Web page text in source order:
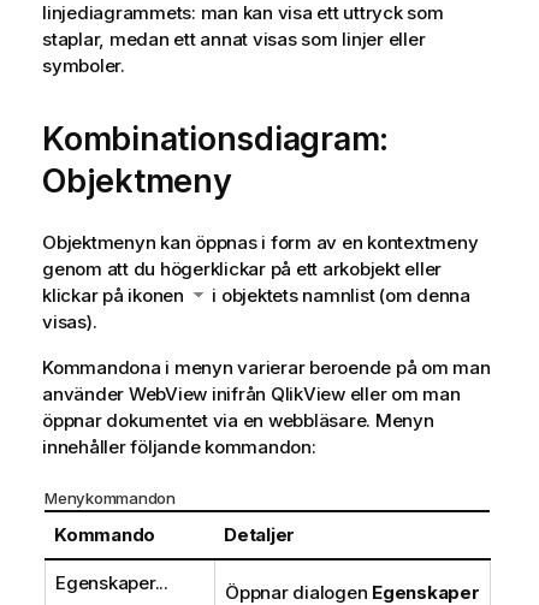
linjediagrammets: man kan visa ett uttryck som
staplar, medan ett annat visas som linjer eller
symboler.
Kombinationsdiagram:
Objektmeny
Objektmenyn kan öppnas i form av en kontextmeny
genom att du högerklickar på ett arkobjekt eller
klickar på ikonen
i objektets namnlist (om denna
visas).
Kommandona i menyn varierar beroende på om man
använder WebView inifrån QlikView eller om man
öppnar dokumentet via en webbläsare. Menyn
innehåller följande kommandon:
Menykommandon
Kommando Detaljer
Egenskaper... Öppnar dialogen Egenskaper